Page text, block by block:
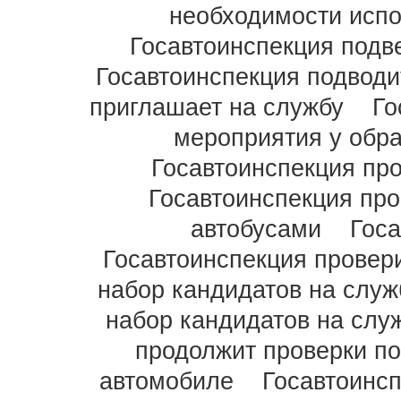
необходимости
Госавтоинспекция
Госавтоинспекция
приглашает на службу
мероприятия у
Госавтоинспекция
Госавтоинспекция
автобусами
Госавтоинспекция
набор кандидатов на
набор кандидатов на
продолжит проверки
автомобиле